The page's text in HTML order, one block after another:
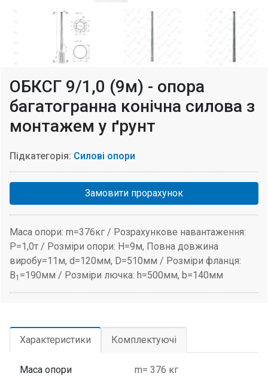
ОБКСГ 9/1,0 (9м) - опора
багатогранна конічна силова з
монтажем у ґрунт
Підкатегорія: Силові опори
Замовити прорахунок
Маса опори: m=376кг / Розрахункове навантаження:
P=1,0т / Розміри опори: H=9м, Повна довжина
виробу=11м, d=120мм, D=510мм / Розміри фланця:
B1 =190мм / Розміри лючка: h=500мм, b=140мм
Характеристики Комплектуючі
Маса опори
m= 376 кг